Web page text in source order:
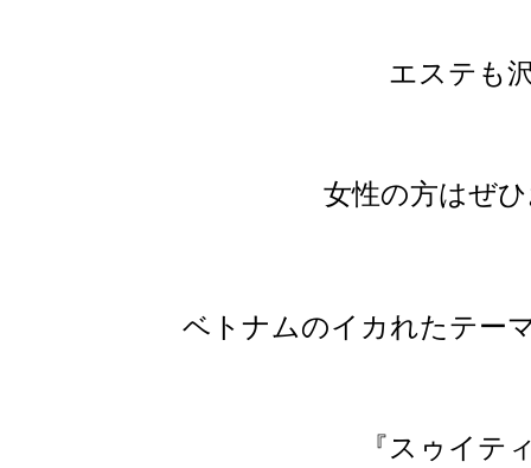
エステも
女性の方はぜ
ベトナムのイカれたテー
『スゥイテ